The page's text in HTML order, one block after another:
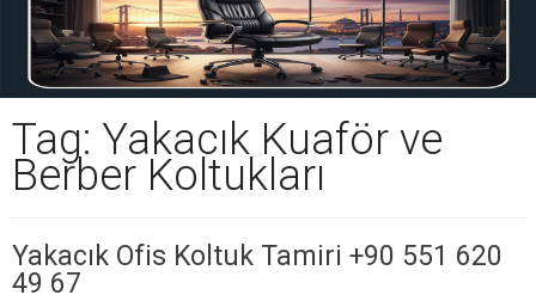
Tag: Yakacık Kuaför ve
Berber Koltukları
Yakacık Ofis Koltuk Tamiri +90 551 620
49 67